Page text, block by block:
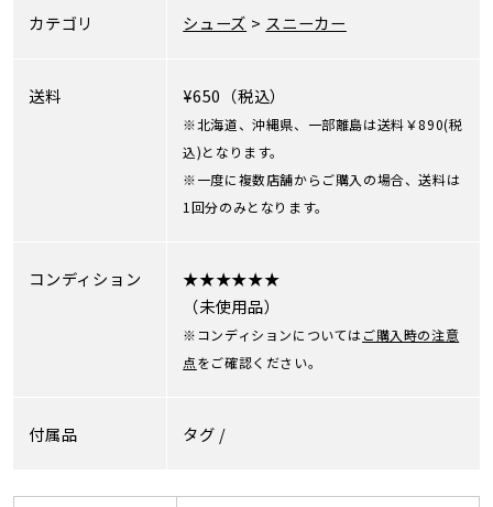
カテゴリ シューズ > スニーカー
送料 ¥650（税込）
※北海道、沖縄県、一部離島は送料￥890(税
込)となります。
※一度に複数店舗からご購入の場合、送料は
1回分のみとなります。
コンディション
★★★★★★
（未使用品）
※コンディションについてはご購入時の注意
点をご確認ください。
付属品 タグ /